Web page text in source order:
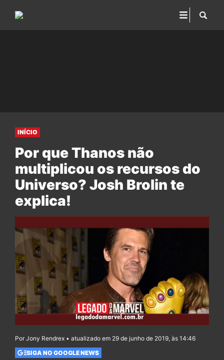
INÍCIO
Por que Thanos não
multiplicou os recursos do
Universo? Josh Brolin te
explica!
Por Jony Rendrex • atualizado em 29 de junho de 2019, às 14:46
SIGA NO GOOGLE NEWS